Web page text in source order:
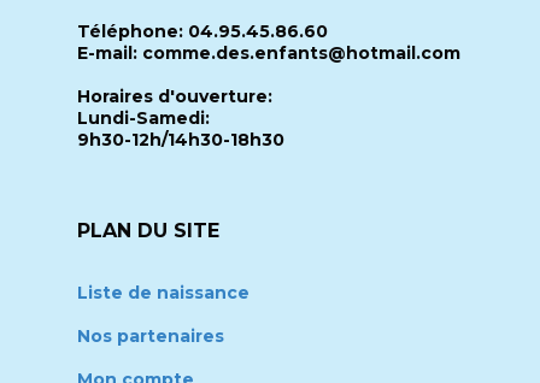
Téléphone: 04.95.45.86.60
E-mail: comme.des.enfants@hotmail.com
Horaires d'ouverture:
Lundi-Samedi:
9h30-12h/14h30-18h30
PLAN DU SITE
Liste de naissance
Nos partenaires